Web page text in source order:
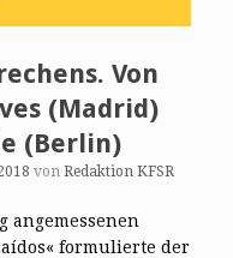
Von
(Madrid)
(Berlin)
von Redaktion KFSR
formulierte der